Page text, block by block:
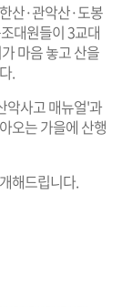
산·관악산·도봉
대원들이 3교대
마음 놓고 산을
.
악사고 매뉴얼'과
오는 가을에 산행
해드립니다.